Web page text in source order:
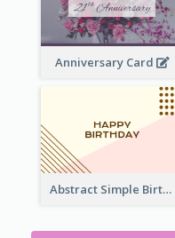
Anniversary Card
Abstract Simple Birthday Greeting Card